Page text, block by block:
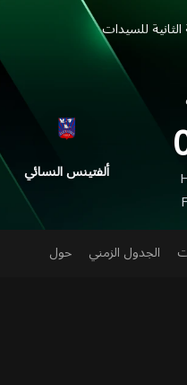
ألفتينس النسائي
للسيدات
الجدول الزمني حول